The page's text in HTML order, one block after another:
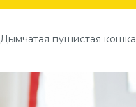
Дымчатая пушистая кошка